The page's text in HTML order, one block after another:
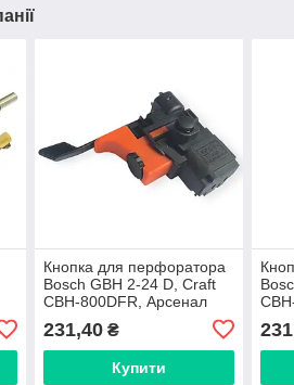
Кнопка для перфоратора
Bosch GBH 2-24 D, Craft
CBH-800DFR, Арсенал
П-800М, з регулюванням
231,40₴
Купити